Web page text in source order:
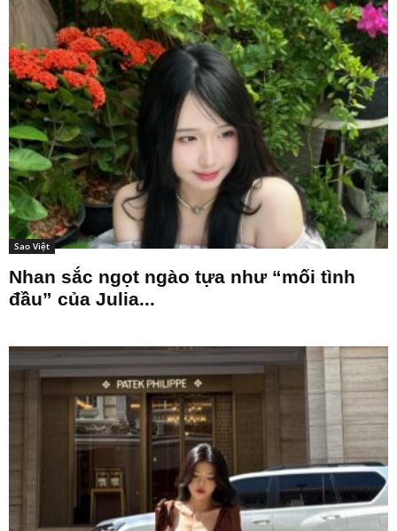
Sao Việt
Nhan sắc ngọt ngào tựa như “mối tình
đầu” của Julia...